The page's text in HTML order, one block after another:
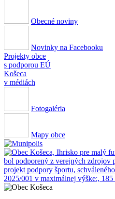
Obecné noviny
Novinky na Facebooku
Projekty obce
s podporou EÚ
Košeca
v médiách
Fotogaléria
Mapy obce